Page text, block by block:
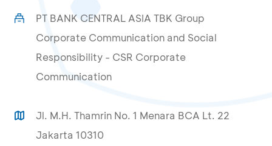
PT BANK CENTRAL ASIA TBK Group
Corporate Communication and Social
Responsibility - CSR Corporate
Communication
Jl. M.H. Thamrin No. 1 Menara BCA Lt. 22
Jakarta 10310